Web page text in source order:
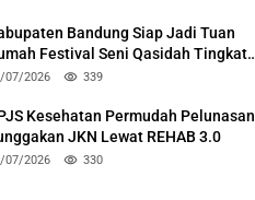
Bandung Siap Jadi Tuan
Festival Seni Qasidah Tingkat
07/2026 339
Kesehatan Permudah Pelunasan
JKN Lewat REHAB 3.0
07/2026 330